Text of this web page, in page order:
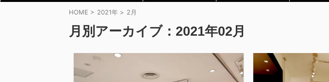
HOME > 2021年 > 2月
月別アーカイブ：2021年02月